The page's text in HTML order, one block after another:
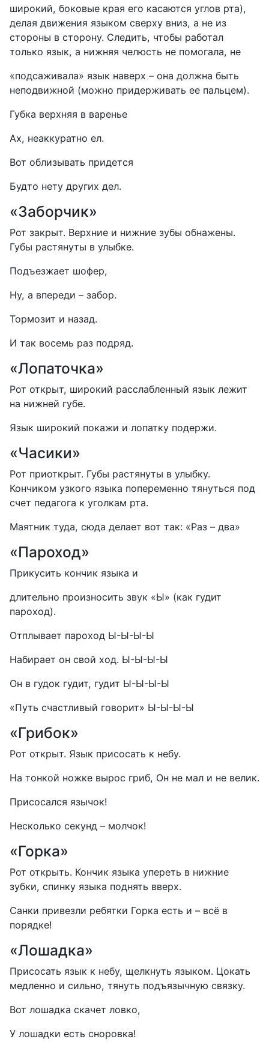
широкий, боковые края его касаются углов рта),
делая движения языком сверху вниз, а не из
стороны в сторону. Следить, чтобы работал
только язык, а нижняя челюсть не помогала, не
«подсаживала» язык наверх – она должна быть
неподвижной (можно придерживать ее пальцем).
Губка верхняя в варенье
Ах, неаккуратно ел.
Вот облизывать придется
Будто нету других дел.
«Заборчик»
Рот закрыт. Верхние и нижние зубы обнажены.
Губы растянуты в улыбке.
Подъезжает шофер,
Ну, а впереди – забор.
Тормозит и назад.
И так восемь раз подряд.
«Лопаточка»
Рот открыт, широкий расслабленный язык лежит
на нижней губе.
Язык широкий покажи и лопатку подержи.
«Часики»
Рот приоткрыт. Губы растянуты в улыбку.
Кончиком узкого языка попеременно тянуться под
счет педагога к уголкам рта.
Маятник туда, сюда делает вот так: «Раз – два»
«Пароход»
Прикусить кончик языка и
длительно произносить звук «Ы» (как гудит
пароход).
Отплывает пароход Ы-Ы-Ы-Ы
Набирает он свой ход. Ы-Ы-Ы-Ы
Он в гудок гудит, гудит Ы-Ы-Ы-Ы
«Путь счастливый говорит» Ы-Ы-Ы-Ы
«Грибок»
Рот открыт. Язык присосать к небу.
На тонкой ножке вырос гриб, Он не мал и не велик.
Присосался язычок!
Несколько секунд – молчок!
«Горка»
Рот открыть. Кончик языка упереть в нижние
зубки, спинку языка поднять вверх.
Санки привезли ребятки Горка есть и – всё в
порядке!
«Лошадка»
Присосать язык к небу, щелкнуть языком. Цокать
медленно и сильно, тянуть подъязычную связку.
Вот лошадка скачет ловко,
У лошадки есть сноровка!